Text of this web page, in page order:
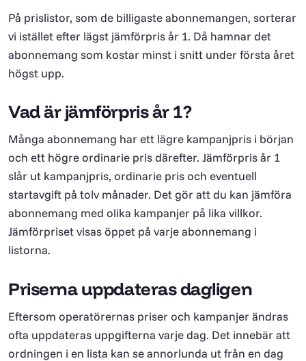
På prislistor, som de billigaste abonnemangen, sorterar
vi istället efter lägst jämförpris år 1. Då hamnar det
abonnemang som kostar minst i snitt under första året
högst upp.
Vad är jämförpris år 1?
Många abonnemang har ett lägre kampanjpris i början
och ett högre ordinarie pris därefter. Jämförpris år 1
slår ut kampanjpris, ordinarie pris och eventuell
startavgift på tolv månader. Det gör att du kan jämföra
abonnemang med olika kampanjer på lika villkor.
Jämförpriset visas öppet på varje abonnemang i
listorna.
Priserna uppdateras dagligen
Eftersom operatörernas priser och kampanjer ändras
ofta uppdateras uppgifterna varje dag. Det innebär att
ordningen i en lista kan se annorlunda ut från en dag